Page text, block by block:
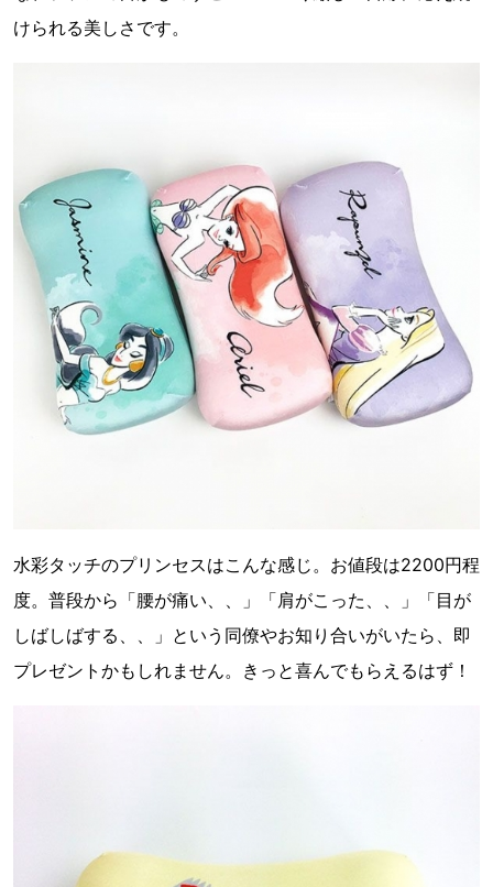
けられる美しさです。
水彩タッチのプリンセスはこんな感じ。お値段は2200円程
度。普段から「腰が痛い、、」「肩がこった、、」「目が
しばしばする、、」という同僚やお知り合いがいたら、即
プレゼントかもしれません。きっと喜んでもらえるはず！